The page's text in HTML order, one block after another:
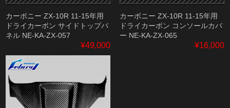
カーボニー ZX-10R 11-15年用
ドライカーボン サイドトップパ
ネル NE-KA-ZX-057
¥49,000
カーボニー ZX-10R 11-15年用
ドライカーボン コンソールカバ
ー NE-KA-ZX-065
¥16,000